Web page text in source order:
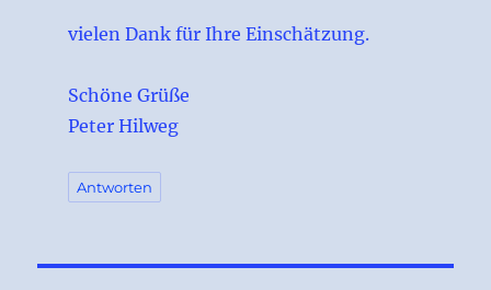
vielen Dank für Ihre Einschätzung.
Schöne Grüße
Peter Hilweg
Antworten